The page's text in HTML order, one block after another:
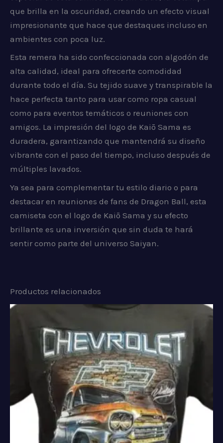
que brilla en la oscuridad, creando un efecto visual
impresionante que hace que destaques incluso en
ambientes con poca luz.
Esta remera ha sido confeccionada con algodón de
alta calidad, ideal para ofrecerte comodidad
durante todo el día. Su tejido suave y transpirable la
hace perfecta tanto para usar como ropa casual
como para eventos temáticos o reuniones con
amigos. La impresión del logo de Kaiō Sama es
duradera, garantizando que mantendrá su diseño
vibrante con el paso del tiempo, incluso después de
múltiples lavados.
Ya sea para complementar tu estilo diario o para
destacar en reuniones de fans de Dragon Ball, esta
camiseta con el logo de Kaiō Sama y su efecto
brillante es una inversión que sin duda te hará
sentir como parte del universo Saiyan.
Productos relacionados